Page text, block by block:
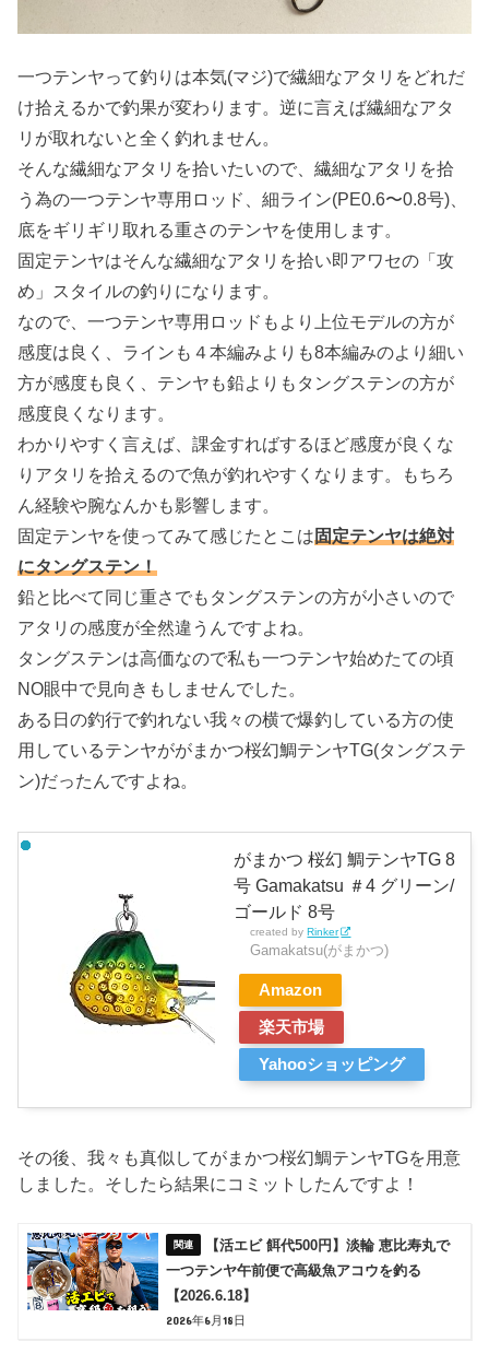
一つテンヤって釣りは本気(マジ)で繊細なアタリをどれだ
け拾えるかで釣果が変わります。逆に言えば繊細なアタ
リが取れないと全く釣れません。
そんな繊細なアタリを拾いたいので、繊細なアタリを拾
う為の一つテンヤ専用ロッド、細ライン(PE0.6〜0.8号)、
底をギリギリ取れる重さのテンヤを使用します。
固定テンヤはそんな繊細なアタリを拾い即アワセの「攻
め」スタイルの釣りになります。
なので、一つテンヤ専用ロッドもより上位モデルの方が
感度は良く、ラインも４本編みよりも8本編みのより細い
方が感度も良く、テンヤも鉛よりもタングステンの方が
感度良くなります。
わかりやすく言えば、課金すればするほど感度が良くな
りアタリを拾えるので魚が釣れやすくなります。もちろ
ん経験や腕なんかも影響します。
固定テンヤを使ってみて感じたとこは固定テンヤは絶対
にタングステン！
鉛と比べて同じ重さでもタングステンの方が小さいので
アタリの感度が全然違うんですよね。
タングステンは高価なので私も一つテンヤ始めたての頃
NO眼中で見向きもしませんでした。
ある日の釣行で釣れない我々の横で爆釣している方の使
用しているテンヤががまかつ桜幻鯛テンヤTG(タングステ
ン)だったんですよね。
がまかつ 桜幻 鯛テンヤTG 8
号 Gamakatsu ＃4 グリーン/
ゴールド 8号
created byRinker
Gamakatsu(がまかつ)
Amazon
楽天市場
Yahooショッピング
その後、我々も真似してがまかつ桜幻鯛テンヤTGを用意
しました。そしたら結果にコミットしたんですよ！
【活エビ 餌代500円】淡輪 恵比寿丸で
一つテンヤ午前便で高級魚アコウを釣る
【2026.6.18】
2026年6月18日